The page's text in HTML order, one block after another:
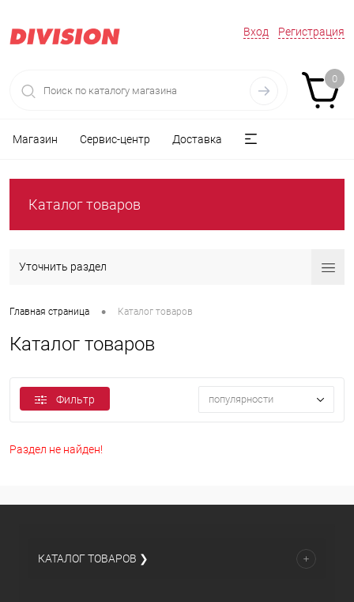
Вход Регистрация
0
Магазин Сервис-центр Доставка
Каталог товаров
Уточнить раздел
Главная страница • Каталог товаров
Каталог товаров
Фильтр популярности
Раздел не найден!
КАТАЛОГ ТОВАРОВ ❯